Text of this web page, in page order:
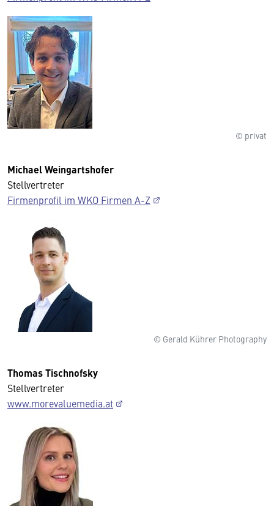
© privat
Michael Weingartshofer
Stellvertreter
Firmenprofil im WKO Firmen A-Z
© Gerald Kührer Photography
Thomas Tischnofsky
Stellvertreter
www.morevaluemedia.at